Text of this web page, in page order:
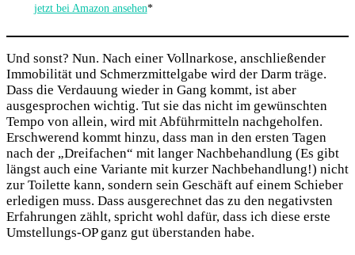
jetzt bei Amazon ansehen*
Und sonst? Nun. Nach einer Vollnarkose, anschließender
Immobilität und Schmerzmittelgabe wird der Darm träge.
Dass die Verdauung wieder in Gang kommt, ist aber
ausgesprochen wichtig. Tut sie das nicht im gewünschten
Tempo von allein, wird mit Abführmitteln nachgeholfen.
Erschwerend kommt hinzu, dass man in den ersten Tagen
nach der „Dreifachen“ mit langer Nachbehandlung (Es gibt
längst auch eine Variante mit kurzer Nachbehandlung!) nicht
zur Toilette kann, sondern sein Geschäft auf einem Schieber
erledigen muss. Dass ausgerechnet das zu den negativsten
Erfahrungen zählt, spricht wohl dafür, dass ich diese erste
Umstellungs-OP ganz gut überstanden habe.